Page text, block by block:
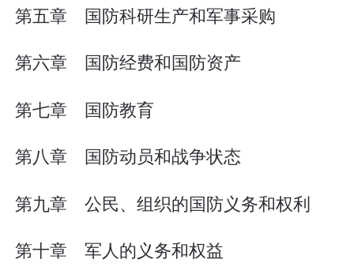
第五章 国防科研生产和军事采购
第六章 国防经费和国防资产
第七章 国防教育
第八章 国防动员和战争状态
第九章 公民、组织的国防义务和权利
第十章 军人的义务和权益